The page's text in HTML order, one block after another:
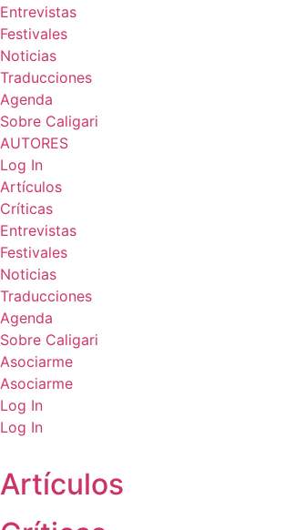
Entrevistas
Festivales
Noticias
Traducciones
Agenda
Sobre Caligari
AUTORES
Log In
Artículos
Críticas
Entrevistas
Festivales
Noticias
Traducciones
Agenda
Sobre Caligari
Asociarme
Asociarme
Log In
Log In
Artículos